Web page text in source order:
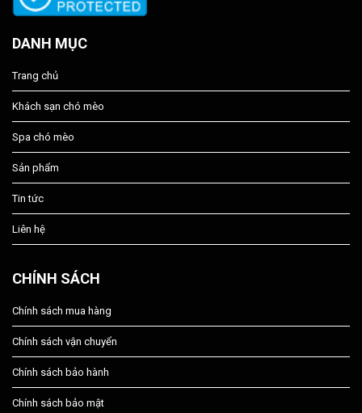
DANH MỤC
Trang chủ
Khách sạn chó mèo
Spa chó mèo
Sản phẩm
Tin tức
Liên hệ
CHÍNH SÁCH
Chính sách mua hàng
Chính sách vận chuyển
Chính sách bảo hành
Chính sách bảo mật